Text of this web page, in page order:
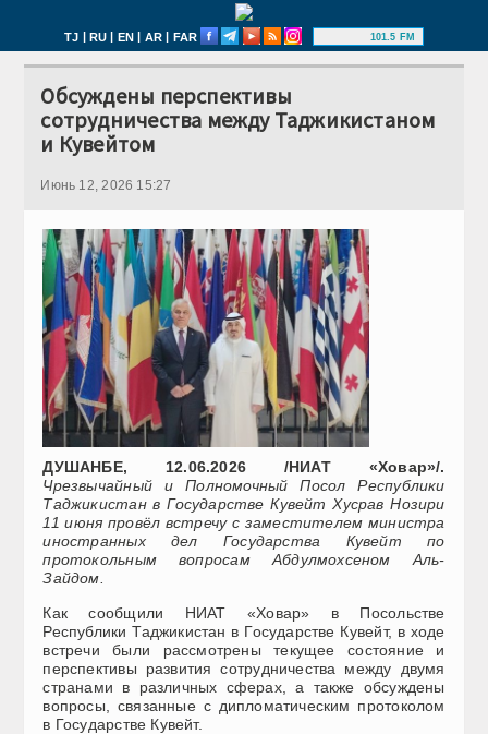
TJ | RU | EN | AR | FAR 101.5 FM
Обсуждены перспективы
сотрудничества между Таджикистаном
и Кувейтом
Июнь 12, 2026 15:27
ДУШАНБЕ, 12.06.2026 /НИАТ «Ховар»/.
Чрезвычайный и Полномочный Посол Республики
Таджикистан в Государстве Кувейт Хусрав Нозири
11 июня провёл встречу с заместителем министра
иностранных дел Государства Кувейт по
протокольным вопросам Абдулмохсеном Аль-
Зайдом.
Как сообщили НИАТ «Ховар» в Посольстве
Республики Таджикистан в Государстве Кувейт, в ходе
встречи были рассмотрены текущее состояние и
перспективы развития сотрудничества между двумя
странами в различных сферах, а также обсуждены
вопросы, связанные с дипломатическим протоколом
в Государстве Кувейт.